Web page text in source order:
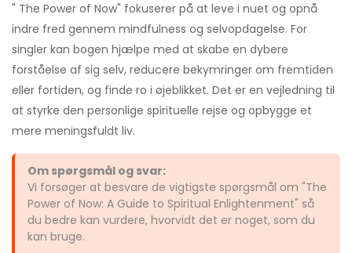
" The Power of Now" fokuserer på at leve i nuet og opnå
indre fred gennem mindfulness og selvopdagelse. For
singler kan bogen hjælpe med at skabe en dybere
forståelse af sig selv, reducere bekymringer om fremtiden
eller fortiden, og finde ro i øjeblikket. Det er en vejledning til
at styrke den personlige spirituelle rejse og opbygge et
mere meningsfuldt liv.
Om spørgsmål og svar:
Vi forsøger at besvare de vigtigste spørgsmål om "The
Power of Now: A Guide to Spiritual Enlightenment" så
du bedre kan vurdere, hvorvidt det er noget, som du
kan bruge.